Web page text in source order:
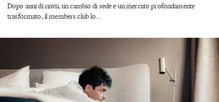
Dopo anni di rinvii, un cambio di sede e un mercato profondamente
trasformato, il members club lo...